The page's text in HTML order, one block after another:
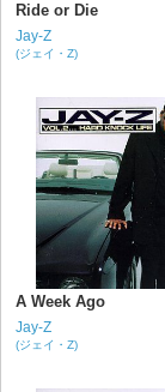
Ride or Die
Jay-Z
(ジェイ・Z)
A Week Ago
Jay-Z
(ジェイ・Z)